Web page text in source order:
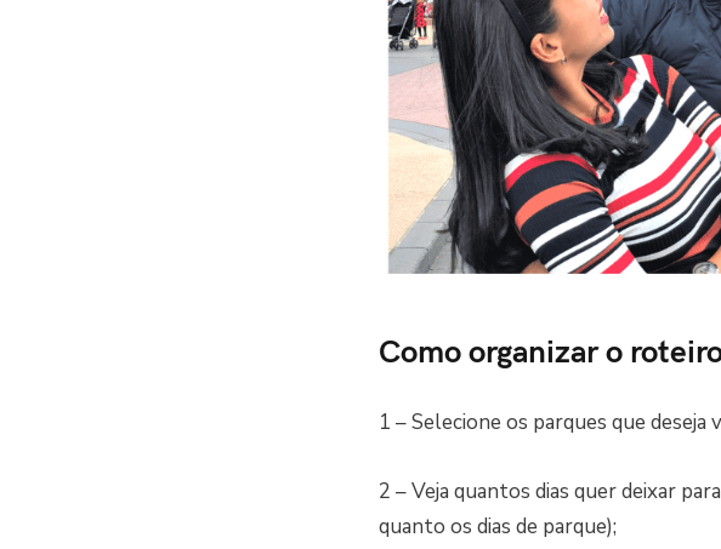
Como organizar o
1 – Selecione os parques que
2 – Veja quantos dias quer deixar
quanto os dias de parque);